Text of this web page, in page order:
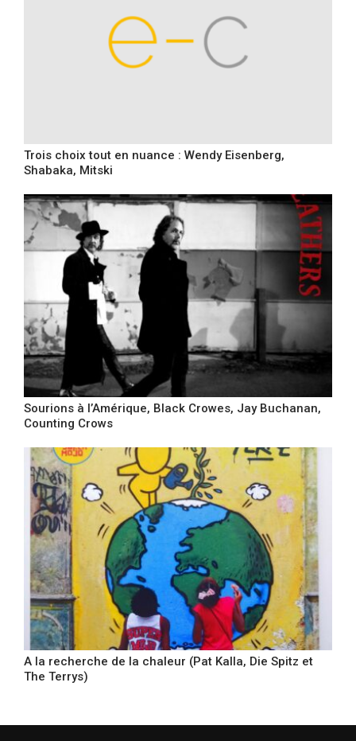
Trois choix tout en nuance : Wendy Eisenberg,
Shabaka, Mitski
Sourions à l’Amérique, Black Crowes, Jay Buchanan,
Counting Crows
A la recherche de la chaleur (Pat Kalla, Die Spitz et
The Terrys)